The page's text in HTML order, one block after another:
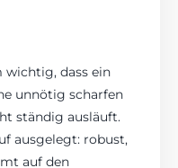
wichtig, dass ein
unnötig scharfen
ständig ausläuft.
ausgelegt: robust,
auf den